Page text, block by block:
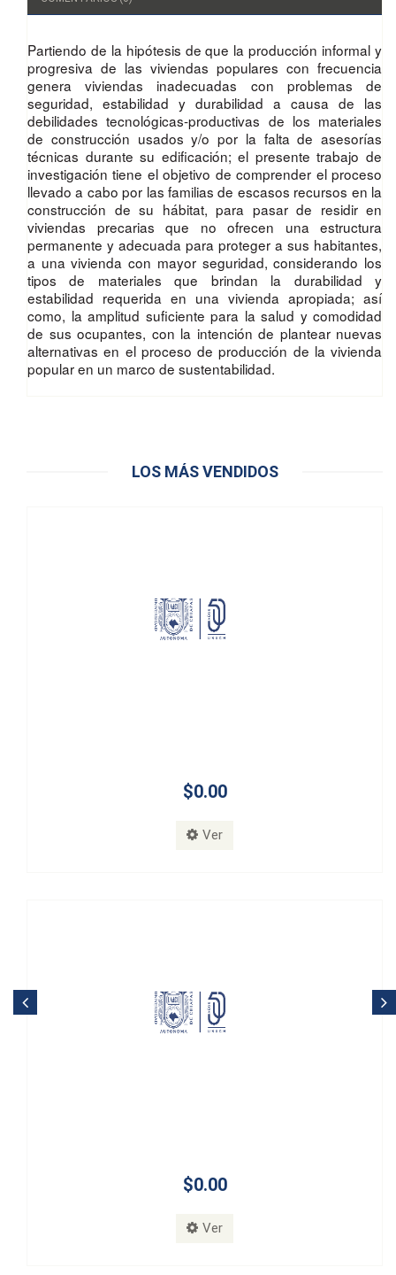
Partiendo de la hipótesis de que la producción informal y
progresi­va de las viviendas populares con frecuencia
genera viviendas inadecua­das con problemas de
seguridad, estabilidad y durabilidad a causa de las
debilidades tecnológicas-productivas de los materiales
de construcción usados y/o por la falta de asesorías
técnicas durante su edificación; el pre­sente trabajo de
investigación tiene el objetivo de comprender el proceso
llevado a cabo por las familias de escasos recursos en la
construcción de su hábitat, para pasar de residir en
viviendas precarias que no ofrecen una estructura
permanente y adecuada para proteger a sus habitantes,
a una vivienda con mayor seguridad, considerando los
tipos de materiales que brindan la durabilidad y
estabilidad requerida en una vivienda apro­piada; así
como, la amplitud suficiente para la salud y comodidad
de sus ocupantes, con la intención de plantear nuevas
alternativas en el proceso de producción de la vivienda
popular en un marco de sustentabilidad.
LOS MÁS VENDIDOS
$0.00
Ver
$0.00
Ver